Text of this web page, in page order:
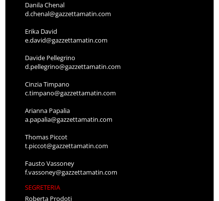
Danila Chenal
d.chenal@gazzettamatin.com
Erika David
e.david@gazzettamatin.com
Davide Pellegrino
d.pellegrino@gazzettamatin.com
Cinzia Timpano
c.timpano@gazzettamatin.com
Arianna Papalia
a.papalia@gazzettamatin.com
Thomas Piccot
t.piccot@gazzettamatin.com
Fausto Vassoney
f.vassoney@gazzettamatin.com
SEGRETERIA
Roberta Prodoti